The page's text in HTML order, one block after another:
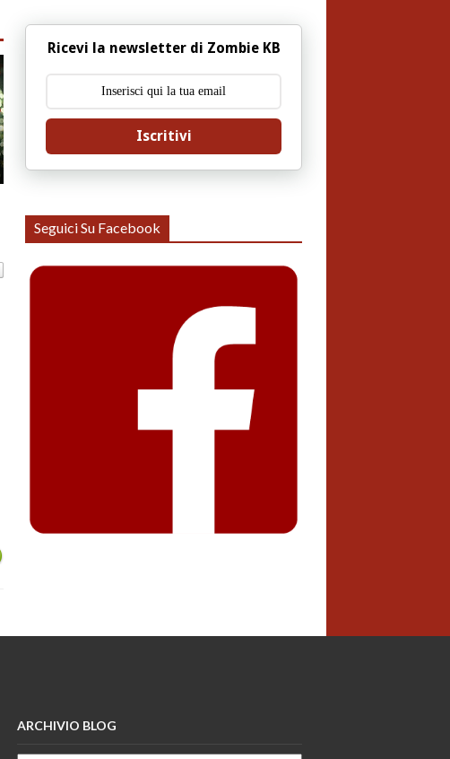
Ricevi la newsletter di Zombie KB
Iscritivi
Seguici Su Facebook
ARCHIVIO BLOG